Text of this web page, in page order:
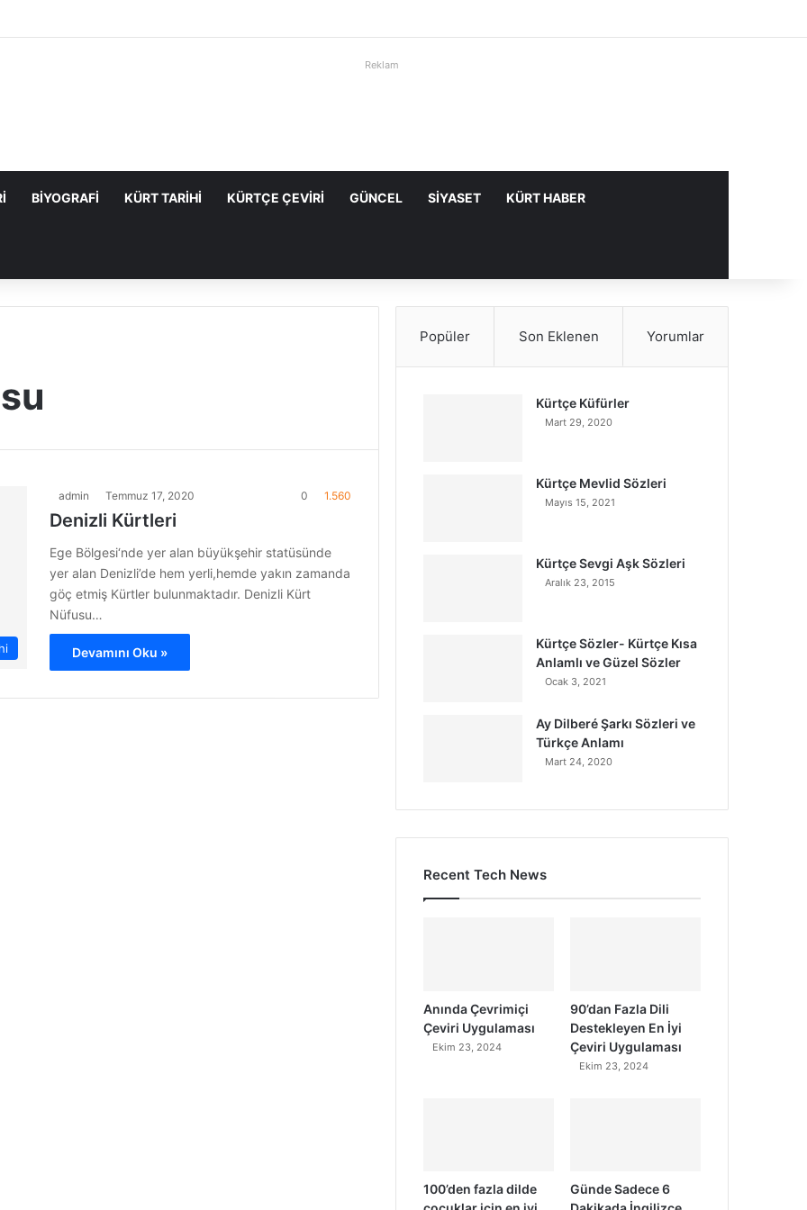
Reklam
BIYOGRAFI KÜRT TARIHI KÜRTÇE ÇEVIRI GÜNCEL SIYASET KÜRT HABER
admin Temmuz 17, 2020 0 1.560
Denizli Kürtleri
Ege Bölgesi‘nde yer alan büyükşehir statüsünde
yer alan Denizli’de hem yerli,hemde yakın zamanda
göç etmiş Kürtler bulunmaktadır. Denizli Kürt
Nüfusu…
Devamını Oku »
Popüler Son Eklenen Yorumlar
Kürtçe Küfürler
Mart 29, 2020
Kürtçe Mevlid Sözleri
Mayıs 15, 2021
Kürtçe Sevgi Aşk Sözleri
Aralık 23, 2015
Kürtçe Sözler- Kürtçe Kısa
Anlamlı ve Güzel Sözler
Ocak 3, 2021
Ay Dilberé Şarkı Sözleri ve
Türkçe Anlamı
Mart 24, 2020
Recent Tech News
Anında Çevrimiçi
Çeviri Uygulaması
Ekim 23, 2024
90’dan Fazla Dili
Destekleyen En İyi
Çeviri Uygulaması
Ekim 23, 2024
100’den fazla dilde
Günde Sadece 6